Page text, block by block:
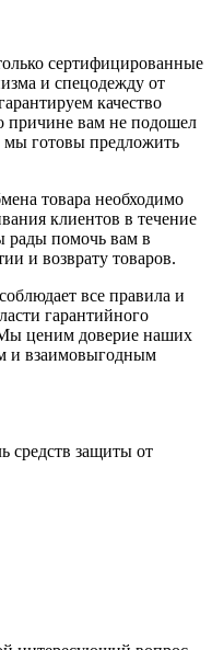
сертифицированные
и спецодежду от
качество
причине вам не подошел
готовы предложить
товара необходимо
клиентов в течение
рады помочь вам в
и возврату товаров.
все правила и
гарантийного
ценим доверие наших
и взаимовыгодным
средств защиты от